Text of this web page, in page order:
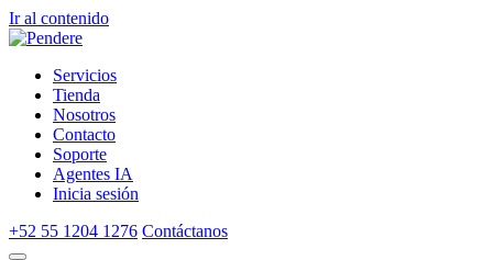
Ir al contenido
Servicios
Tienda
Nosotros
Contacto
Soporte
Agentes IA
Inicia sesión
+52 55 1204 1276 Contáctanos